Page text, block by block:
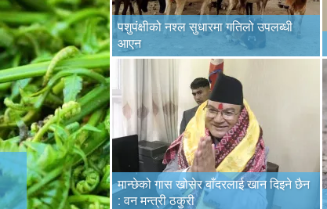
पशुपंक्षीको नश्ल सुधारमा गतिलो उपलब्धी
आएन
मान्छेको गास खोसेर बाँदरलाई खान दिइने छैन
: वन मन्त्री ठकुरी